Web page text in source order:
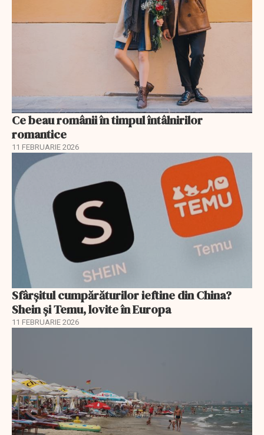
Ce beau românii în timpul întâlnirilor
romantice
11 FEBRUARIE 2026
Sfârșitul cumpărăturilor ieftine din China?
Shein și Temu, lovite în Europa
11 FEBRUARIE 2026